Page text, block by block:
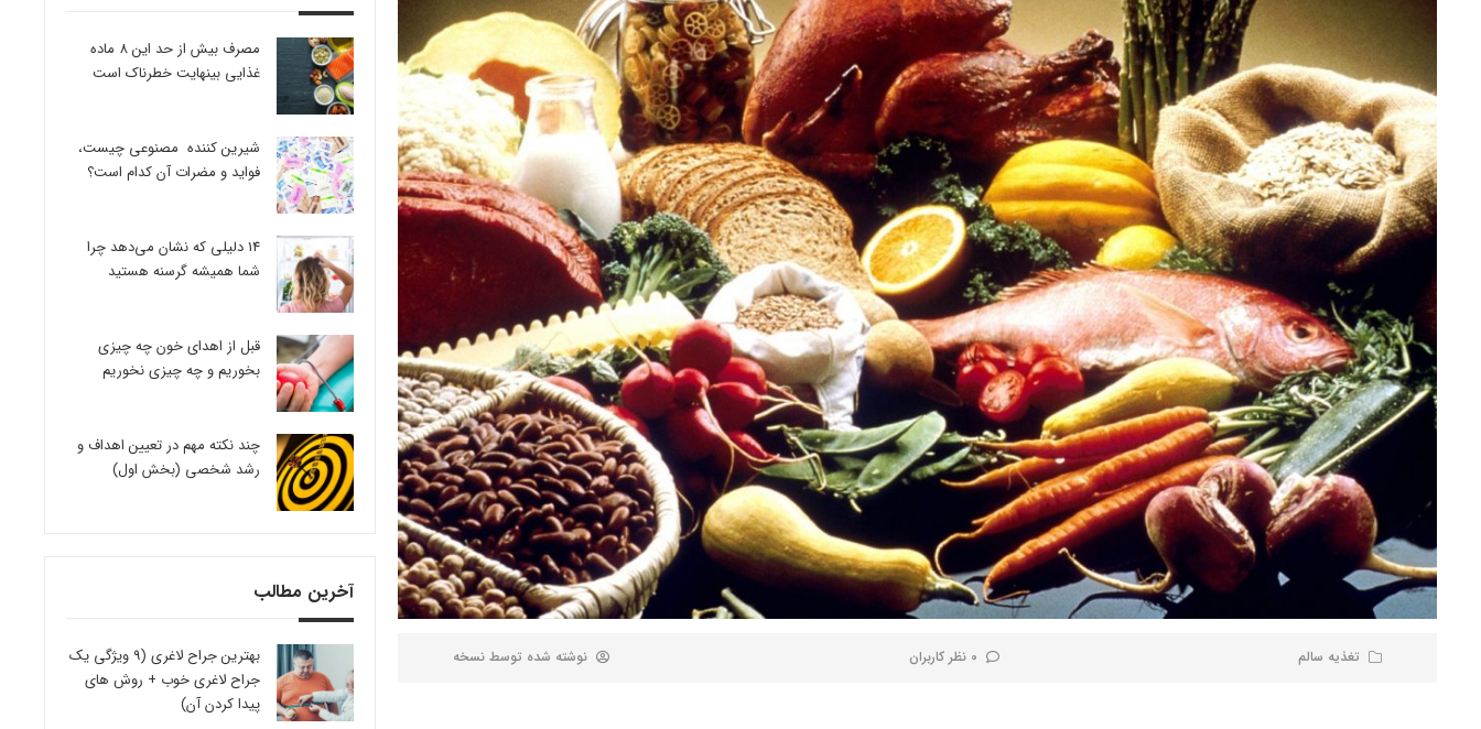
تغذیه سالم 0 نظر کاربران نوشته شده توسط نسخه
مصرف بیش از حد این 8 ماده
غذایی بینهایت خطرناک است
شیرین کننده مصنوعی چیست،
فواید و مضرات آن کدام است؟
14 دلیلی که نشان می‌دهد چرا
شما همیشه گرسنه هستید
قبل از اهدای خون چه چیزی
بخوریم و چه چیزی نخوریم
چند نکته مهم در تعیین اهداف و
رشد شخصی (بخش اول)
آخرین مطالب
بهترین جراح لاغری (9 ویژگی یک
جراح لاغری خوب + روش های
پیدا کردن آن)